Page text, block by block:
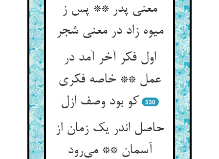
معنی پدر ** پس ز
میوه زاد در معنی شجر
اول فکر آخر آمد در
عمل ** خاصه فکری
کو بود وصف ازل
530
حاصل اندر یک زمان از
آسمان ** می‌رود